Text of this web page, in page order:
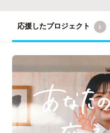
応援したプロジェクト 1